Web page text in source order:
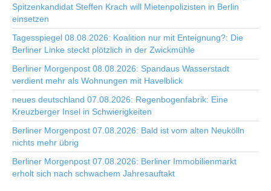
Spitzenkandidat Steffen Krach will Mietenpolizisten in Berlin
einsetzen
Tagesspiegel 08.08.2026: Koalition nur mit Enteignung?: Die
Berliner Linke steckt plötzlich in der Zwickmühle
Berliner Morgenpost 08.08.2026: Spandaus Wasserstadt
verdient mehr als Wohnungen mit Havelblick
neues deutschland 07.08.2026: Regenbogenfabrik: Eine
Kreuzberger Insel in Schwierigkeiten
Berliner Morgenpost 07.08.2026: Bald ist vom alten Neukölln
nichts mehr übrig
Berliner Morgenpost 07.08.2026: Berliner Immobilienmarkt
erholt sich nach schwachem Jahresauftakt